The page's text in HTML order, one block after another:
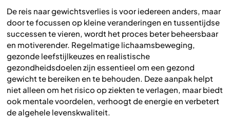
De reis naar gewichtsverlies is voor iedereen anders, maar
door te focussen op kleine veranderingen en tussentijdse
successen te vieren, wordt het proces beter beheersbaar
en motiverender. Regelmatige lichaamsbeweging,
gezonde leefstijlkeuzes en realistische
gezondheidsdoelen zijn essentieel om een gezond
gewicht te bereiken en te behouden. Deze aanpak helpt
niet alleen om het risico op ziekten te verlagen, maar biedt
ook mentale voordelen, verhoogt de energie en verbetert
de algehele levenskwaliteit.